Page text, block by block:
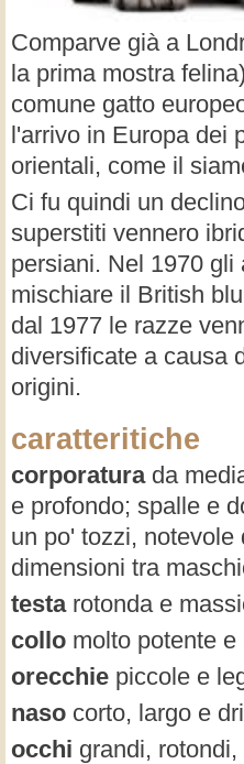
Comparve già a
la prima mostra
comune gatto
l'arrivo in Europa dei
orientali, come il
Ci fu quindi un
superstiti vennero
persiani. Nel 1970 gli
mischiare il British
dal 1977 le razze
diversificate a causa
origini.
caratteritiche
corporatura da
e profondo; spalle e
un po' tozzi, notevole
dimensioni tra
testa rotonda e
collo molto potente
orecchie piccole e
naso corto, largo e
occhi grandi,